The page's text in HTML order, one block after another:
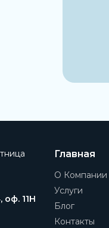
11H
Главная
О Компании
Услуги
Блог
Контакты